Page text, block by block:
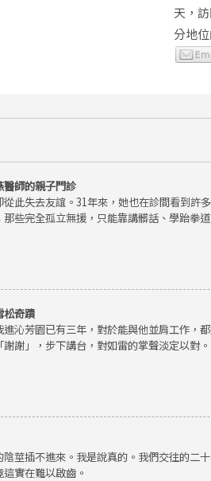
天，
分地
師的親子門診
此失去友誼。31年來，她也在診間看到許
些完全孤立無援，只能靠講髒話、學跆拳
松奇蹟
沁芳園已有三年，對於能與他並肩工作，
謝」，步下講台，對如雷的掌聲淡定以對。
莖插不進來。我是說真的。我們交往的二
實在難以啟齒。